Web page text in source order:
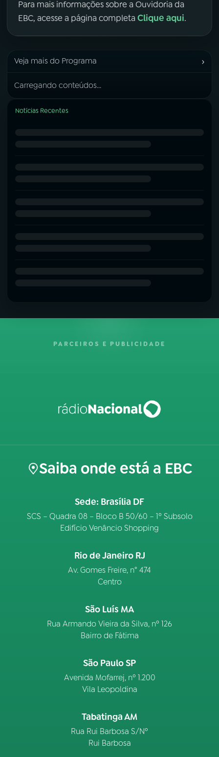
Para mais informações sobre a Ouvidoria da
EBC, acesse a página completa Clique aqui.
Veja mais do Programa ›
Carregando conteúdos...
Notícias Recentes
PARCEIROS E PUBLICIDADE
Saiba onde está a EBC
Sede: Brasília DF
SCS – Quadra 08 – Bloco B 50/60 – 1º Subsolo
Edifício Venâncio Shopping
Rio de Janeiro RJ
Av. Gomes Freire, n° 474
Centro
São Luís MA
Rua Armando Vieira da Silva, nº 126
Bairro de Fátima
São Paulo SP
Avenida Mofarrej, nº 1.200
Vila Leopoldina
Tabatinga AM
Rua Rui Barbosa S/Nº
Rui Barbosa